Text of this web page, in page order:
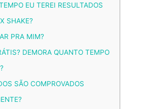
EU TEREI RESULTADOS
SHAKE?
PRA MIM?
DEMORA QUANTO TEMPO
SÃO COMPROVADOS